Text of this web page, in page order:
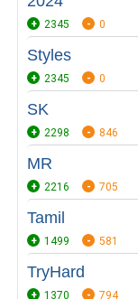
2345 0
Styles
2345 0
SK
2298 846
MR
2216 705
Tamil
1499 581
TryHard
1370 794